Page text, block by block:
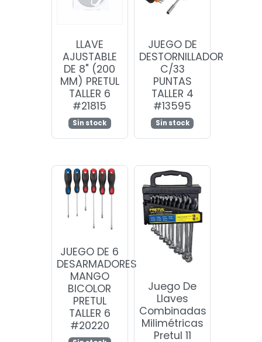
LLAVE
AJUSTABLE
DE 8" (200
MM) PRETUL
TALLER 6
#21815
Sin stock
JUEGO DE
DESTORNILLADOR
C/33
PUNTAS
TALLER 4
#13595
Sin stock
JUEGO DE 6
DESARMADORES
MANGO
BICOLOR
PRETUL
TALLER 6
#20220
Juego De
Llaves
Combinadas
Milimétricas
Pretul 11